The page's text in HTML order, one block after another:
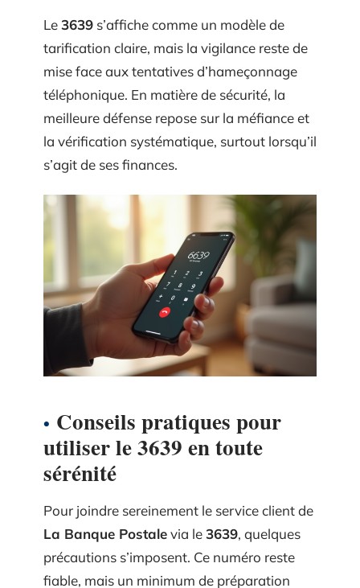
Le3639 s’affiche comme un modèle de
tarification claire, mais la vigilance reste de
mise face aux tentatives d’hameçonnage
téléphonique. En matière de sécurité, la
meilleure défense repose sur la méfiance et
la vérification systématique, surtout lorsqu’il
s’agit de ses finances.
Conseils pratiques pour
utiliser le 3639 en toute
sérénité
Pour joindre sereinement le service client de
La Banque Postalevia le3639, quelques
précautions s’imposent. Ce numéro reste
fiable, mais un minimum de préparation